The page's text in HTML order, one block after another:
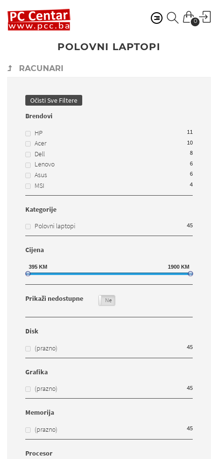
0
POLOVNI LAPTOPI
RACUNARI
Očisti Sve Filtere
Brendovi
HP
11
Acer 10
Dell 8
Lenovo 6
Asus 6
MSI 4
Kategorije
Polovni laptopi
45
Cijena
395 KM 1900 KM
Prikaži nedostupne Ne
Disk
(prazno)
45
Grafika
(prazno)
45
Memorija
(prazno)
45
Procesor